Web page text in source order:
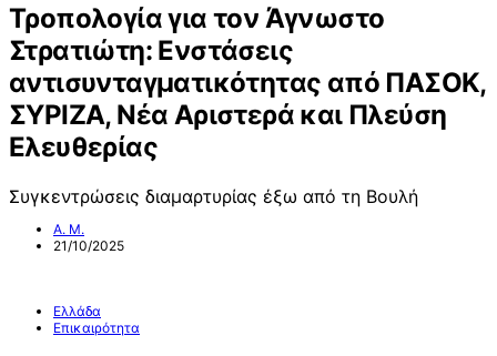
Τροπολογία για τον Άγνωστο
Στρατιώτη: Ενστάσεις
αντισυνταγματικότητας από ΠΑΣΟΚ,
ΣΥΡΙΖΑ, Νέα Αριστερά και Πλεύση
Ελευθερίας
Συγκεντρώσεις διαμαρτυρίας έξω από τη Βουλή
Α. Μ.
21/10/2025
Ελλάδα
Επικαιρότητα